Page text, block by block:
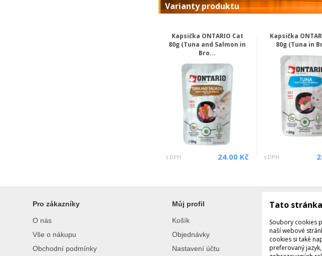
Varianty produktu
Kapsička ONTARIO Cat
80g (Tuna and Salmon in
Bro...
s DPH 24.00 Kč
Kapsička
80g (Tuna in
s DPH
Pro zákazníky
O nás
Vše o nákupu
Obchodní podmínky
Můj profil
Košík
Objednávky
Nastavení účtu
Po
Tato
Soubory cookies
naší webové
cookies si také
preferovaný